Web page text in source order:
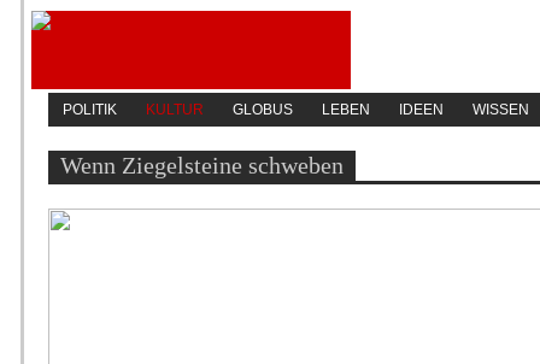
POLITIK KULTUR GLOBUS LEBEN IDEEN WISSEN
Wenn Ziegelsteine schweben